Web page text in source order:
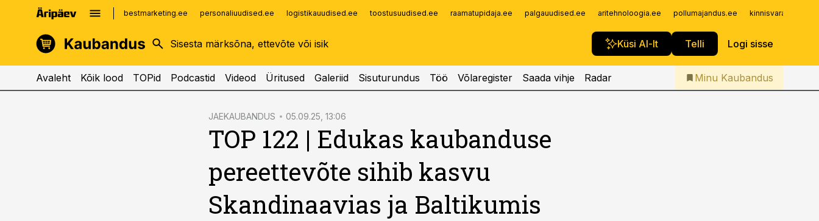
bestmarketing.ee personaliuudised.ee logistikauudised.ee toostusuudised.ee raamatupidaja.ee palgauudised.ee aritehnoloogia.ee pollumajandus.ee
Küsi AI-lt Telli Logi sisse
kinnisvarauudised.ee
logistikauudised.ee
imelineajalugu.ee
Infopank
Iseteenindus
Telli Kaubandus
Avaleht Kõik lood TOPid Podcastid Videod Üritused Galeriid Sisuturundus Töö Võlaregister Saada vihje Radar Minu Kaubandus
JAEKAUBANDUS 05.09.25, 13:06
TOP 122 | Edukas kaubanduse
pereettevõte sihib kasvu
Skandinaavias ja Baltikumis